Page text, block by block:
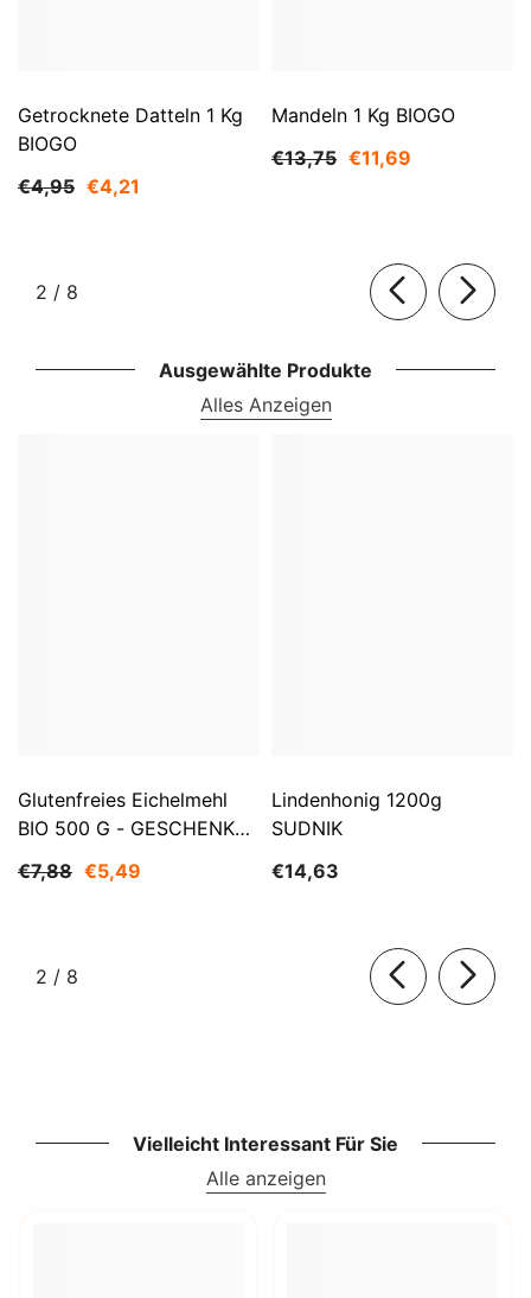
Getrocknete Datteln 1 Kg
BIOGO
€4,95 €4,21
Mandeln 1 Kg BIOGO
€13,75 €11,69
2 / von
8
Ausgewählte Produkte
Alles Anzeigen
Glutenfreies Eichelmehl
BIO 500 G - GESCHENKE
€7,88 €5,49
Lindenhonig 1200g
SUDNIK
€14,63
2 / von
8
Vielleicht Interessant Für Sie
Alle anzeigen